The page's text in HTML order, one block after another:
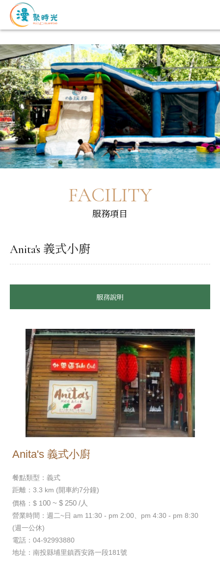
FACILITY
服務項目
Anita's 義式小廚
服務說明
Anita's 義式小廚
餐點類型：義式
距離：3.3 km (開車約7分鐘)
價格：$ 100 ~ $ 250 /人
營業時間：週二~日 am 11:30 - pm 2:00、pm 4:30 - pm 8:30
(週一公休)
電話：04-92993880
地址：南投縣埔里鎮西安路一段181號